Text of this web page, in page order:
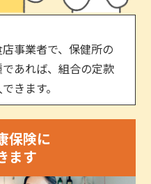
事業者で、保健所の
あれば、組合の定款
きます。
保険に
ます